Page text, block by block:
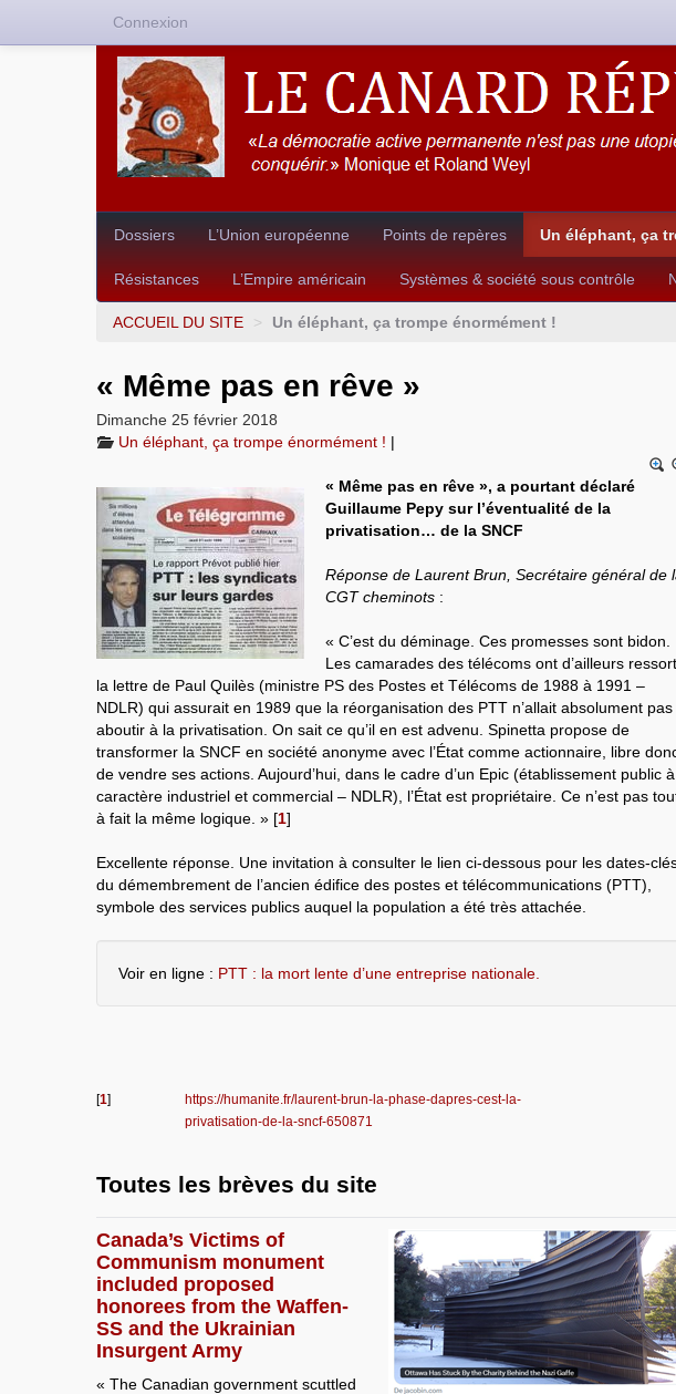
Dossiers L’Union européenne Points de repères Un éléphant, ça
Résistances L’Empire américain Systèmes & société sous contrôle
ACCUEIL DU SITE > Un éléphant, ça trompe énormément !
« Même pas en rêve »
Dimanche 25 février 2018
Un éléphant, ça trompe énormément ! |
« Même pas en rêve », a pourtant déclaré
Guillaume Pepy sur l’éventualité de la
privatisation… de la SNCF
Réponse de Laurent Brun, Secrétaire général de
CGT cheminots :
« C’est du déminage. Ces promesses sont bidon.
Les camarades des télécoms ont d’ailleurs
la lettre de Paul Quilès (ministre PS des Postes et Télécoms de 1988 à 1991 –
NDLR) qui assurait en 1989 que la réorganisation des PTT n’allait absolument pas
aboutir à la privatisation. On sait ce qu’il en est advenu. Spinetta propose de
transformer la SNCF en société anonyme avec l’État comme actionnaire, libre
de vendre ses actions. Aujourd’hui, dans le cadre d’un Epic (établissement public à
caractère industriel et commercial – NDLR), l’État est propriétaire. Ce n’est pas
à fait la même logique. » [1]
Excellente réponse. Une invitation à consulter le lien ci-dessous pour les dates-
du démembrement de l’ancien édifice des postes et télécommunications (PTT),
symbole des services publics auquel la population a été très attachée.
Voir en ligne : PTT : la mort lente d’une entreprise nationale.
[1]
https://humanite.fr/laurent-brun-la-phase-dapres-cest-la-
privatisation-de-la-sncf-650871
Toutes les brèves du site
Canada’s Victims of
Communism monument
included proposed
honorees from the Waffen-
SS and the Ukrainian
Insurgent Army
« The Canadian government scuttled
Connexion